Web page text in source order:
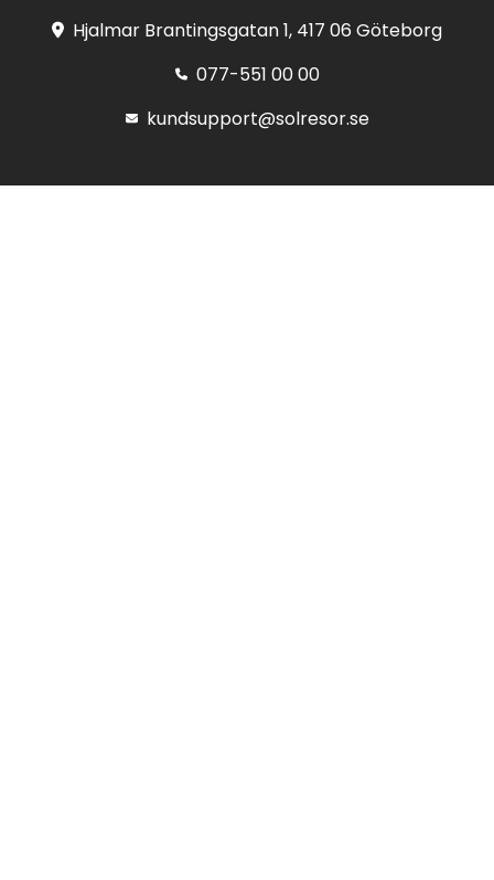
Hjalmar Brantingsgatan 1, 417 06 Göteborg
077-551 00 00
kundsupport@solresor.se